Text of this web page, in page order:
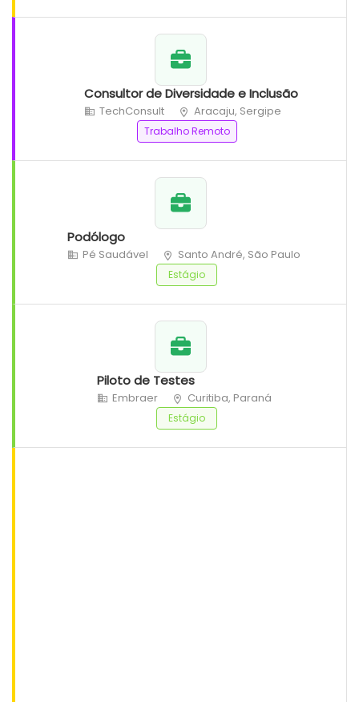
Consultor de Diversidade e Inclusão
TechConsult Aracaju, Sergipe
Trabalho Remoto
Podólogo
Pé Saudável Santo André, São Paulo
Estágio
Piloto de Testes
Embraer Curitiba, Paraná
Estágio